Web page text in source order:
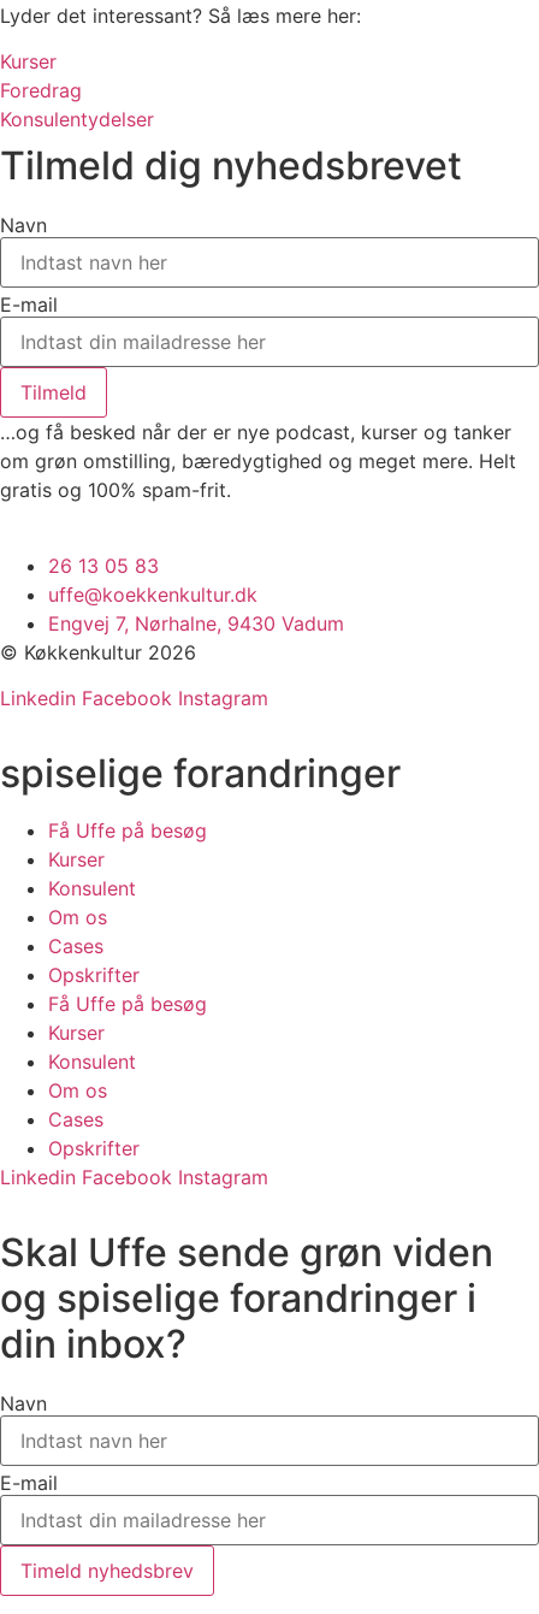
Lyder det interessant? Så læs mere her:
Kurser
Foredrag
Konsulentydelser
Tilmeld dig nyhedsbrevet
Navn
E-mail
Tilmeld
…og få besked når der er nye podcast, kurser og tanker
om grøn omstilling, bæredygtighed og meget mere. Helt
gratis og 100% spam-frit.
26 13 05 83
uffe@koekkenkultur.dk
Engvej 7, Nørhalne, 9430 Vadum
© Køkkenkultur 2026
Linkedin Facebook Instagram
spiselige forandringer
Få Uffe på besøg
Kurser
Konsulent
Om os
Cases
Opskrifter
Få Uffe på besøg
Kurser
Konsulent
Om os
Cases
Opskrifter
Linkedin Facebook Instagram
Skal Uffe sende grøn viden
og spiselige forandringer i
din inbox?
Navn
E-mail
Timeld nyhedsbrev